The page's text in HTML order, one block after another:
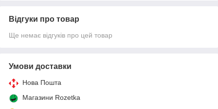
Відгуки про товар
Ще немає відгуків про цей товар
Умови доставки
Нова Пошта
Магазини Rozetka